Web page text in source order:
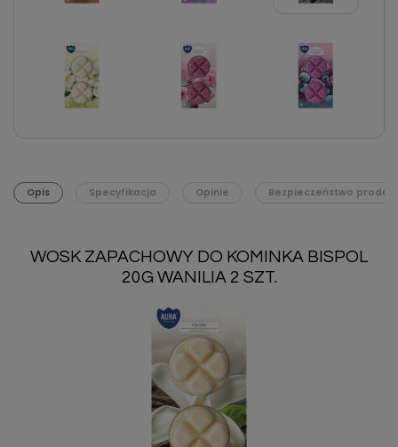
Opis Specyfikacja Opinie Bezpieczeństwo
WOSK ZAPACHOWY DO KOMINKA BISPOL
20G WANILIA 2 SZT.